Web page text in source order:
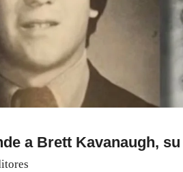
a Brett Kavanaugh,